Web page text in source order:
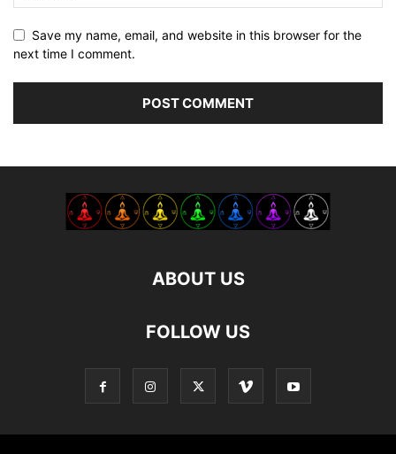
Save my name, email, and website in this browser for the
next time I comment.
ABOUT US
FOLLOW US